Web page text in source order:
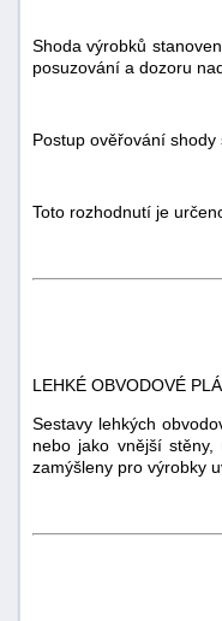
Shoda výrobků
posuzování a dozoru
Postup ověřování
Toto rozhodnutí je
LEHKÉ OBVODOVÉ
Sestavy lehkých
nebo jako vnější
zamýšleny pro výrobky